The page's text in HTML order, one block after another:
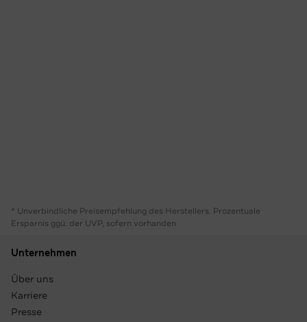
* Unverbindliche Preisempfehlung des Herstellers. Prozentuale
Ersparnis ggü. der UVP, sofern vorhanden
Unternehmen
Über uns
Karriere
Presse